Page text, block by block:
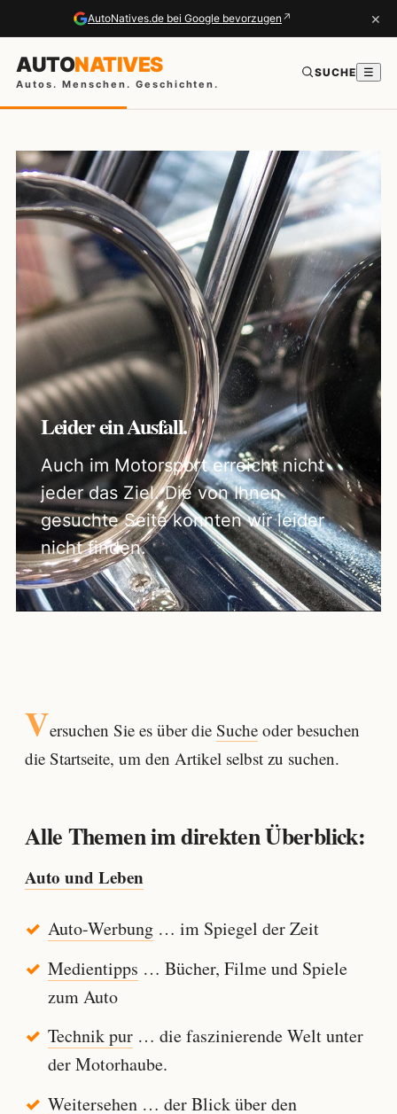
AutoNatives.de bei Google bevorzugen ↗ ×
AUTONATIVES
Autos. Menschen. Geschichten.
SUCHE ☰
Leider ein Ausfall.
Auch im Motorsport erreicht nicht
jeder das Ziel. Die von Ihnen
gesuchte Seite konnten wir leider
nicht finden.
Versuchen Sie es über die Sucheoder besuchen
die Startseite, um den Artikel selbst zu suchen.
Alle Themen im direkten Überblick:
Auto und Leben
Auto-Werbung… im Spiegel der Zeit
Medientipps … Bücher, Filme und Spiele
zum Auto
Technik pur… die faszinierende Welt unter
der Motorhaube.
Weitersehen… der Blick über den